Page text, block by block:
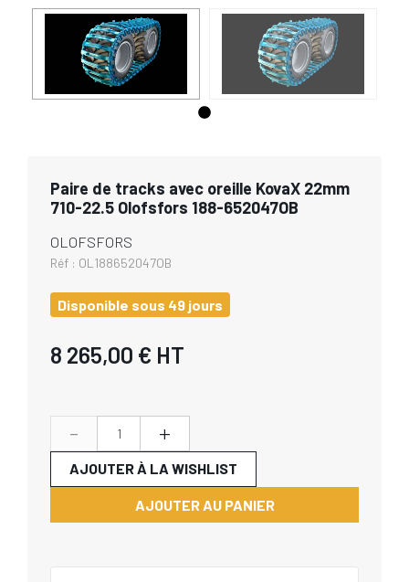
Paire de tracks avec oreille KovaX 22mm
710-22.5 Olofsfors 188-652047OB
OLOFSFORS
Réf : OL188652047OB
Disponible sous 49 jours
8 265,00 € HT
- +
AJOUTER AU PANIER
AJOUTER À LA WISHLIST